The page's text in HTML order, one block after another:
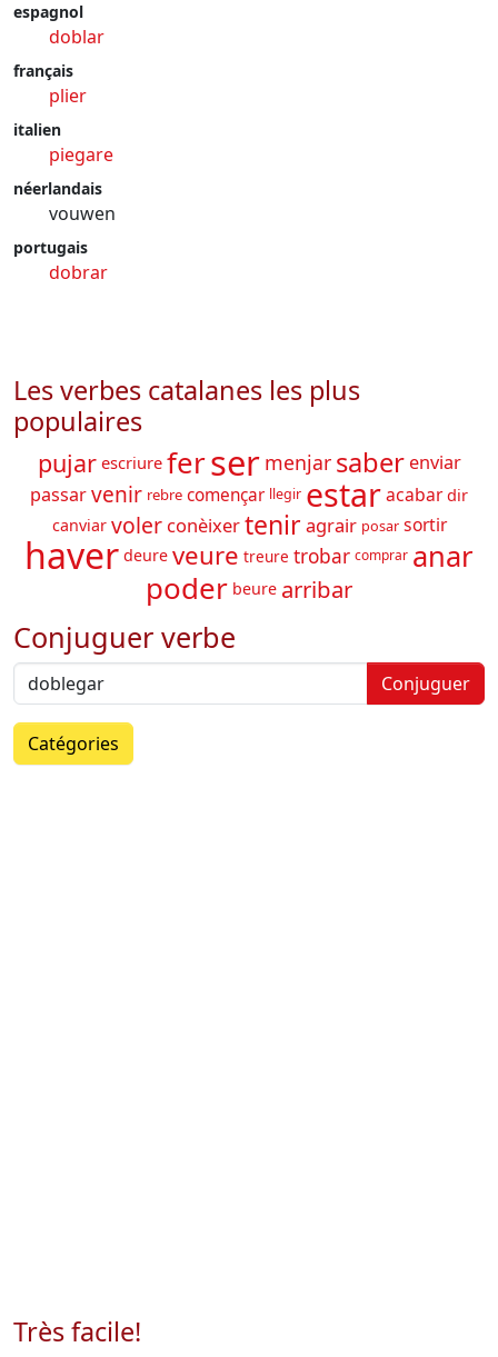
espagnol
doblar
français
plier
italien
piegare
néerlandais
vouwen
portugais
dobrar
Les verbes catalanes les plus
populaires
pujar escriure ferser menjar saber enviar
passarvenir rebre començar llegir estaracabar dir
canviar voler conèixerteniragrair posar sortir
haver deure veure treure trobar comprar anar
poder beure arribar
Conjuguer verbe
Conjuguer
Catégories
Très facile!